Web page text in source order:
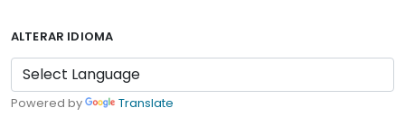
ALTERAR IDIOMA
Powered by Translate